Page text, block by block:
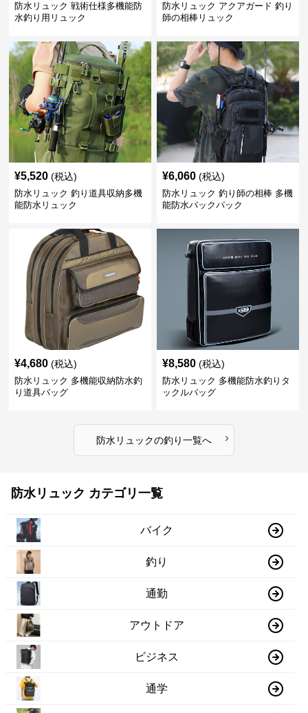
防水リュック 戦術仕様多機能防
水釣り用リュック
防水リュック アクアガード 釣り
師の相棒リュック
¥5,520 (税込)
防水リュック 釣り道具収納多機
能防水リュック
¥6,060 (税込)
防水リュック 釣り師の相棒 多機
能防水バックパック
¥4,680 (税込)
防水リュック 多機能収納防水釣
り道具バッグ
¥8,580 (税込)
防水リュック 多機能防水釣りタ
ックルバッグ
防水リュックの釣り一覧へ ›
防水リュック カテゴリ一覧
バイク
釣り
通勤
アウトドア
ビジネス
通学